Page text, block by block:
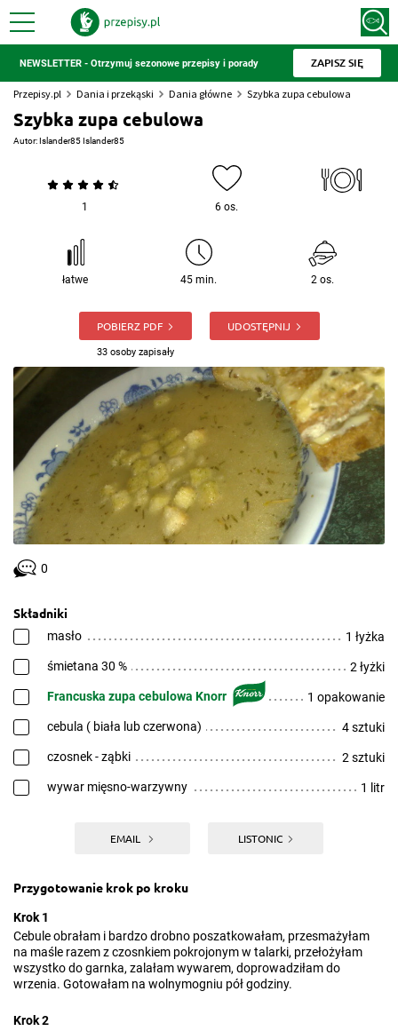
NEWSLETTER - Otrzymuj sezonowe przepisy i porady ZAPISZ SIĘ
Przepisy.pl Dania i przekąski Dania główne Szybka zupa cebulowa
Szybka zupa cebulowa
Autor:Islander85 Islander85
1 6 os.
łatwe 45 min. 2 os.
POBIERZ PDF
33 osoby zapisały
UDOSTĘPNIJ
0
Składniki
masło 1 łyżka
śmietana 30 % 2 łyżki
Francuska zupa cebulowa Knorr 1 opakowanie
cebula ( biała lub czerwona) 4 sztuki
czosnek - ząbki 2 sztuki
wywar mięsno-warzywny 1 litr
EMAIL LISTONIC
Przygotowanie krok po kroku
Krok 1
Cebule obrałam i bardzo drobno poszatkowałam, przesmażyłam
na maśle razem z czosnkiem pokrojonym w talarki, przełożyłam
wszystko do garnka, zalałam wywarem, doprowadziłam do
wrzenia. Gotowałam na wolnymogniu pół godziny.
Krok 2